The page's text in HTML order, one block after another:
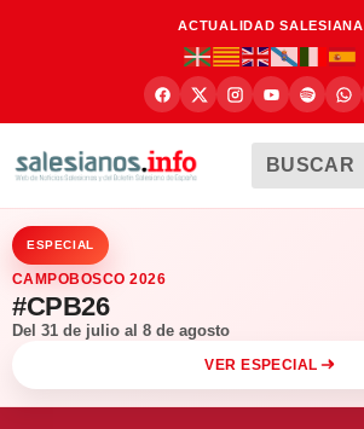
ACTUALIDAD SALESIANA
BUSCAR
ESPECIAL
CAMPOBOSCO 2026
#CPB26
Del 31 de julio al 8 de agosto
VER ESPECIAL